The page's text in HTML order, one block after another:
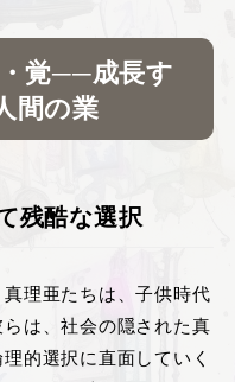
覚──成長す
間の業
残酷な選択
理亜たちは、子供時代
は、社会の隠された真
的選択に直面していく